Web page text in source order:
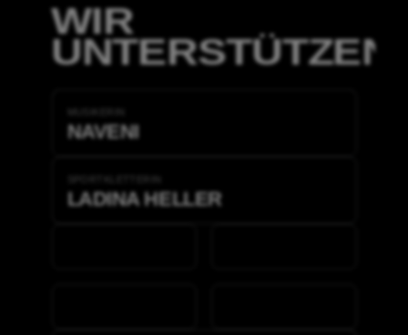
WIR
UNTERSTÜTZEN
NAVENI
LADINA HELLER